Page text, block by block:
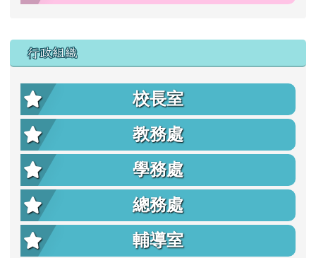
行政組織
校長室
教務處
學務處
總務處
輔導室